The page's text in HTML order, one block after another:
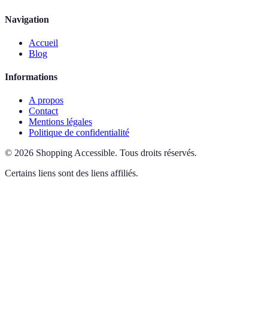
Navigation
Accueil
Blog
Informations
A propos
Contact
Mentions légales
Politique de confidentialité
© 2026 Shopping Accessible. Tous droits réservés.
Certains liens sont des liens affiliés.